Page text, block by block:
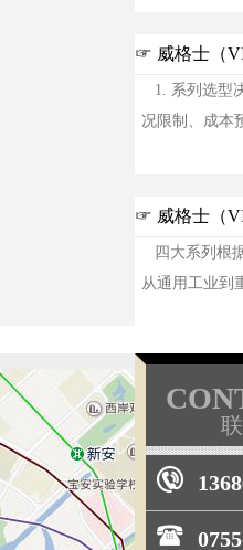
☞ 威格士（
1. 系列选型
况限制、成本
☞ 威格士（
四大系列根
从通用工业到